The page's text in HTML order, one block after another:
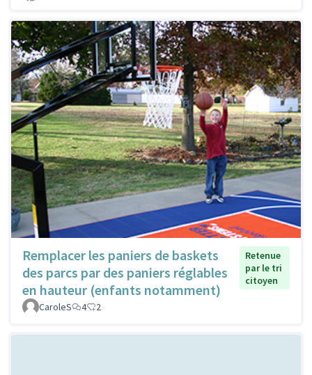
Remplacer les paniers de baskets
des parcs par des paniers réglables
en hauteur (enfants notamment)
Retenue
par le tri
citoyen
CaroleS 4 2